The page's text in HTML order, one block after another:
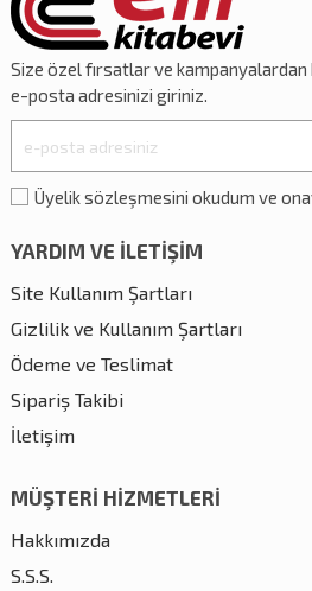
Size özelfırsatlarve kampanyalardan
e-posta adresinizi giriniz.
Üyelik sözleşmesini okudum ve
YARDIM VE İLETİŞİM
Site Kullanım Şartları
Gizlilik ve Kullanım Şartları
Ödeme ve Teslimat
Sipariş Takibi
İletişim
MÜŞTERİ HİZMETLERİ
Hakkımızda
S.S.S.